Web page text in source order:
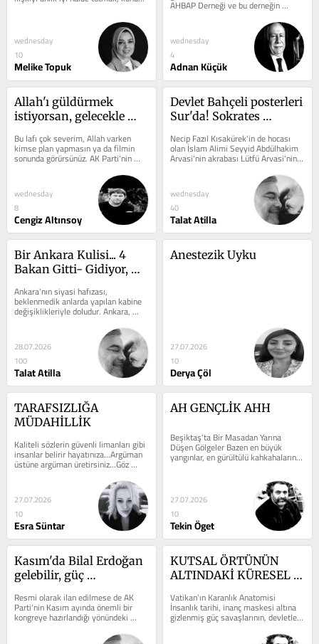
geçiştirmek veya bir...
wednesday
10
Melike Topuk
AHBAP Derneği ve bu derneğin
başkanı olan Haluk Levent’in bazı...
wednesday
4
Adnan Küçük
Allah'ı güldürmek
istiyorsan, gelecekle
Bu lafı çok severim, Allah varken
kimse plan yapmasın ya da filmin
sonunda görürsünüz. AK Parti'nin
planı ise Tayyip Erdoğan'ın...
wednesday
8
Cengiz Altınsoy
Devlet Bahçeli posterleri
Sur'da! Sokrates
medyadan engellenirdi!
Necip Fazıl Kısakürek'in de hocası
olan İslam Alimi Seyyid Abdülhakim
Arvasi'nin akrabası Lütfü Arvasi'nin
wednesday
40
Talat Atilla
Bir Ankara Kulisi... 4
Bakan Gitti- Gidiyor,
Yardımcılığı 3'e Çıkıyor
(mu)?
Ankara'nın siyasi hafızası,
beklenmedik anlarda yapılan kabine
değişiklikleriyle doludur. Ankara,
sürprizleri sever. 20 Kasım 1991'de,
28.07.2026
100
Talat Atilla
Anestezik Uyku
27.07.2026
10
Derya Çöl
TARAFSIZLIĞA
MÜDAHİLLİK
Kaliteli sözlerin güvenli limanları gibi
insanlar belirir hayatınıza...Argüman
üstüne argüman üretirsiniz...Göz
ucuyla baksanız ...
27.07.2026
10
Esra Süntar
AH GENÇLİK AHH
Beşiktaş'ta Bir Masadan Yarına
Düşen Gölgeler Bazen en büyük
yangınlar, en gürültülü kahkahaların
arkasında başlar; bir ...
27.07.2026
10
Tekin Öget
Kasım'da Bilal Erdoğan
gelebilir, güç
Erdoğan, Fidan, Soylu,
Albayrak...
Resmi olarak ilan edilmese de AK
Parti'nin Kasım ayında önemli bir
kongreye hazırlandığı yönündeki
iddialar giderek güçleniyor. Hatta, ...
KUTSAL ÖRTÜNÜN
ALTINDAKİ KÜRESEL
Vatikan’ın Karanlık Anatomisi
İnsanlık tarihi, inanç maskesi altına
gizlenmiş güç savaşlarının, devletleri
dizayn eden gizli cemiyetlerin ...